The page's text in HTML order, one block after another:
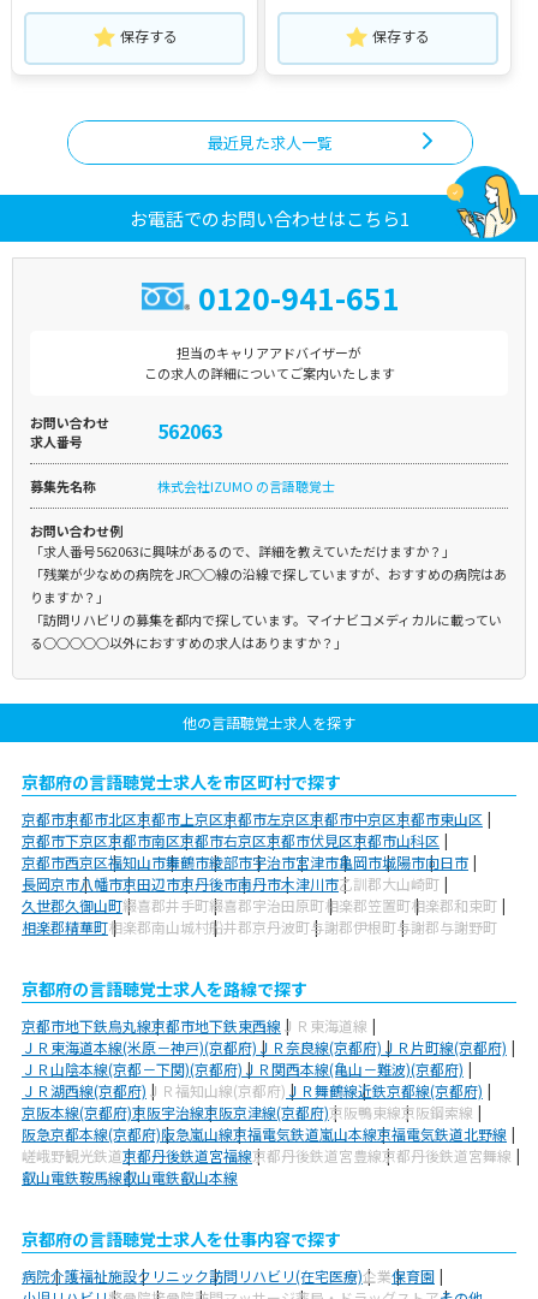
保存する 保存する
最近見た求人一覧
お電話でのお問い合わせはこちら1
0120-941-651
担当のキャリアアドバイザーが
この求人の詳細についてご案内いたします
お問い合わせ
求人番号
562063
募集先名称 株式会社IZUMO の言語聴覚士
お問い合わせ例
「求人番号562063に興味があるので、詳細を教えていただけますか？」
「残業が少なめの病院をJR○○線の沿線で探していますが、おすすめの病院はあ
りますか？」
「訪問リハビリの募集を都内で探しています。マイナビコメディカルに載ってい
る○○○○○以外におすすめの求人はありますか？」
他の言語聴覚士求人を探す
京都府の言語聴覚士求人を市区町村で探す
京都市京都市北区京都市上京区京都市左京区京都市中京区京都市東山区
京都市下京区京都市南区京都市右京区京都市伏見区京都市山科区
京都市西京区福知山市舞鶴市綾部市宇治市宮津市亀岡市城陽市向日市
長岡京市八幡市京田辺市京丹後市南丹市木津川市乙訓郡大山崎町
久世郡久御山町綴喜郡井手町綴喜郡宇治田原町相楽郡笠置町相楽郡和束町
相楽郡精華町相楽郡南山城村船井郡京丹波町与謝郡伊根町与謝郡与謝野町
京都府の言語聴覚士求人を路線で探す
京都市地下鉄烏丸線京都市地下鉄東西線 ＪＲ東海道線
ＪＲ東海道本線(米原－神戸)(京都府)ＪＲ奈良線(京都府)ＪＲ片町線(京都府)
ＪＲ山陰本線(京都－下関)(京都府)ＪＲ関西本線(亀山－難波)(京都府)
ＪＲ湖西線(京都府) ＪＲ福知山線(京都府)ＪＲ舞鶴線近鉄京都線(京都府)
京阪本線(京都府)京阪宇治線京阪京津線(京都府)京阪鴨東線京阪鋼索線
阪急京都本線(京都府)阪急嵐山線京福電気鉄道嵐山本線京福電気鉄道北野線
嵯峨野観光鉄道京都丹後鉄道宮福線京都丹後鉄道宮豊線京都丹後鉄道宮舞線
叡山電鉄鞍馬線叡山電鉄叡山本線
京都府の言語聴覚士求人を仕事内容で探す
病院介護福祉施設クリニック訪問リハビリ(在宅医療)企業保育園